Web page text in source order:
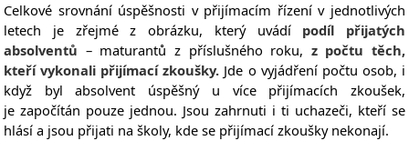
Celkové srovnání úspěšnosti v přijímacím řízení v jednotlivých
letech je zřejmé z obrázku, který uvádí podíl přijatých
absolventů – maturantů z příslušného roku, z počtu těch,
kteří vykonali přijímací zkoušky. Jde o vyjádření počtu osob, i
když byl absolvent úspěšný u více přijímacích zkoušek,
je započítán pouze jednou. Jsou zahrnuti i ti uchazeči, kteří se
hlásí a jsou přijati na školy, kde se přijímací zkoušky nekonají.